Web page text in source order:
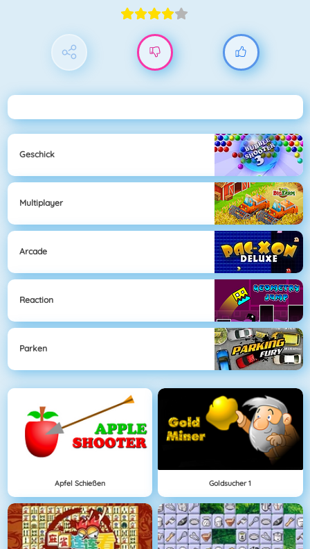
Geschick
Multiplayer
Arcade
Reaction
Parken
Apfel Schießen Goldsucher 1